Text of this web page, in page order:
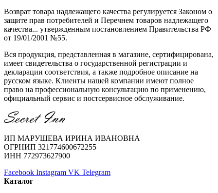
Возврат товара надлежащего качества регулируется Законом о
защите прав потребителей и Перечнем товаров надлежащего
качества... утвержденным постановлением Правительства РФ
от 19/01/2001 №55.
Вся продукция, представленная в магазине, сертифицирована,
имеет свидетельства о государственной регистрации и
декларации соответствия, а также подробное описание на
русском языке. Клиенты нашей компании имеют полное
право на профессиональную консультацию по применению,
официальный сервис и постсервисное обслуживание.
ИП МАРУШЕВА ИРИНА ИВАНОВНА
ОГРНИП 321774600672255
ИНН 772973627900
Facebook Instagram VK Telegram
Каталог